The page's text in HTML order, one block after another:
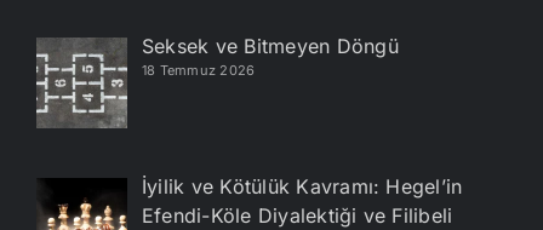
Seksek ve Bitmeyen Döngü
18 Temmuz 2026
İyilik ve Kötülük Kavramı: Hegel’in
Efendi-Köle Diyalektiği ve Filibeli